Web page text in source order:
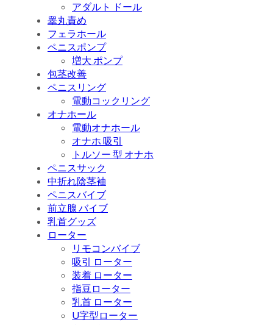
アダルト ドール
睾丸責め
フェラホール
ペニスポンプ
増大 ポンプ
包茎改善
ペニスリング
電動コックリング
オナホール
電動オナホール
オナホ 吸引
トルソー 型 オナホ
ペニスサック
中折れ陰茎袖
ペニスバイブ
前立腺 バイブ
乳首グッズ
ローター
リモコンバイブ
吸引 ローター
装着 ローター
指豆ローター
乳首 ローター
U字型ローター